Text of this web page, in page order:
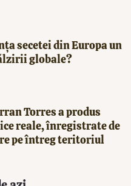
secetei din Europa un
globale?
Torres a produs
reale, înregistrate de
pe întreg teritoriul